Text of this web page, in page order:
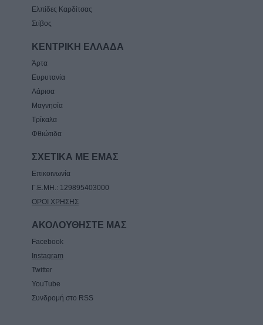
Ελπίδες Καρδίτσας
Στίβος
ΚΕΝΤΡΙΚΗ ΕΛΛΑΔΑ
Άρτα
Ευρυτανία
Λάρισα
Μαγνησία
Τρίκαλα
Φθιώτιδα
ΣΧΕΤΙΚΑ ΜΕ ΕΜΑΣ
Επικοινωνία
Γ.Ε.ΜΗ.: 129895403000
ΟΡΟΙ ΧΡΗΣΗΣ
ΑΚΟΛΟΥΘΗΣΤΕ ΜΑΣ
Facebook
Instagram
Twitter
YouTube
Συνδρομή στο RSS